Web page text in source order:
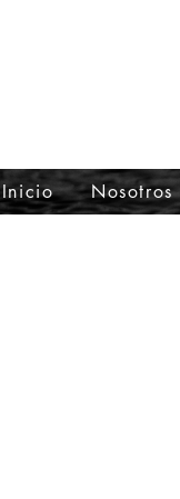
Inicio Nosotros